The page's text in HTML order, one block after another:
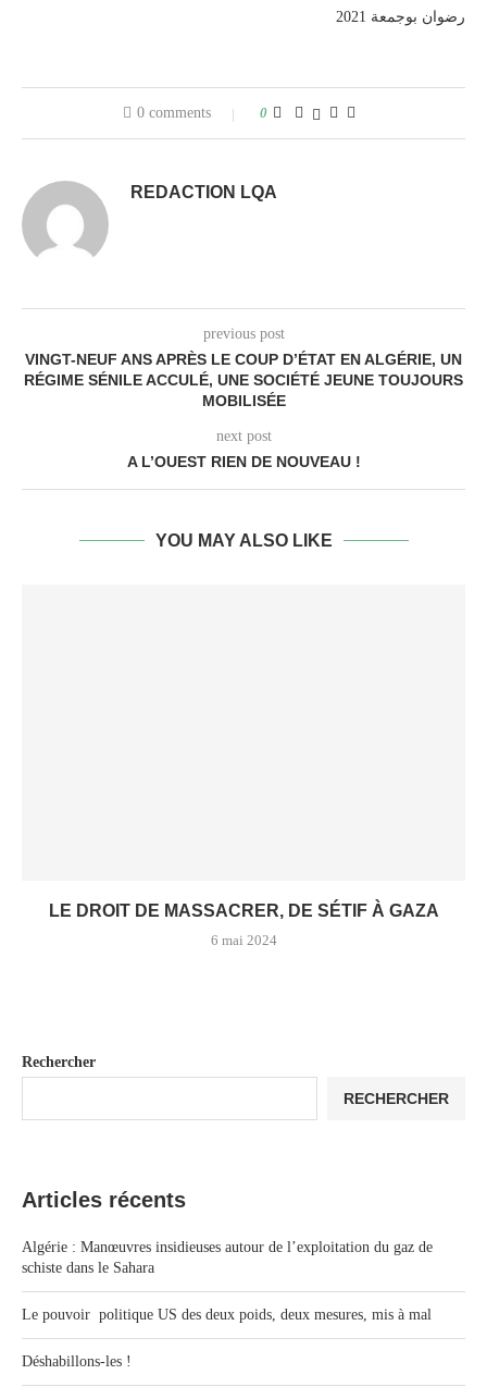
2021 رضوان بوجمعة
0 comments 0
REDACTION LQA
previous post
VINGT-NEUF ANS APRÈS LE COUP D’ÉTAT EN ALGÉRIE, UN
RÉGIME SÉNILE ACCULÉ, UNE SOCIÉTÉ JEUNE TOUJOURS
MOBILISÉE
next post
A L’OUEST RIEN DE NOUVEAU !
YOU MAY ALSO LIKE
LE DROIT DE MASSACRER, DE SÉTIF À GAZA
6 mai 2024
Rechercher
RECHERCHER
Articles récents
Algérie : Manœuvres insidieuses autour de l’exploitation du gaz de
schiste dans le Sahara
Le pouvoir politique US des deux poids, deux mesures, mis à mal
Déshabillons-les !